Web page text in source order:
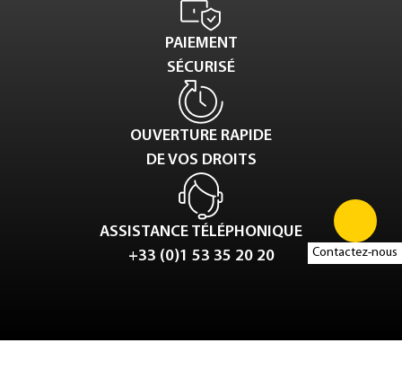
Contactez-nous
PAIEMENT
SÉCURISÉ
OUVERTURE RAPIDE
DE VOS DROITS
ASSISTANCE TÉLÉPHONIQUE
+33 (0)1 53 35 20 20